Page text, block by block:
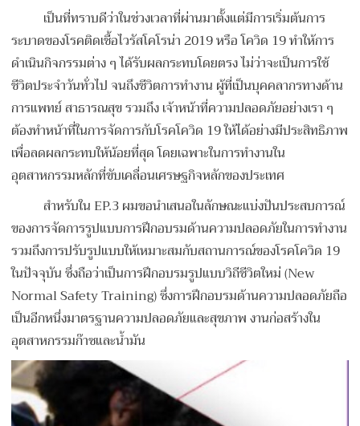
เป็นที่ทราบดีว่าในช่วงเวลาที่ผ่านมาตั้งแต่มีการเริ่มต้นการ
ระบาดของโรคติดเชื้อไวรัสโคโรน่า 2019 หรือ โควิด 19 ทำให้การ
ดำเนินกิจกรรมต่าง ๆ ได้รับผลกระทบโดยตรง ไม่ว่าจะเป็นการใช้
ชีวิตประจำวันทั่วไป จนถึงชีวิตการทำงาน ผู้ที่เป็นบุคคลากรทางด้าน
การแพทย์ สาธารณสุข รวมถึง เจ้าหน้าที่ความปลอดภัยอย่างเรา ๆ
ต้องทำหน้าที่ในการจัดการกับโรคโควิด 19 ให้ได้อย่างมีประสิทธิภาพ
เพื่อลดผลกระทบให้น้อยที่สุด โดยเฉพาะในการทำงานใน
อุตสาหกรรมหลักที่ขับเคลื่อนเศรษฐกิจหลักของประเทศ
สำหรับใน EP.3 ผมขอนำเสนอในลักษณะแบ่งปันประสบการณ์
ของการจัดการรูปแบบการฝึกอบรมด้านความปลอดภัยในการทำงาน
รวมถึงการปรับรูปแบบให้เหมาะสมกับสถานการณ์ของโรคโควิด 19
ในปัจจุบัน ซึ่งถือว่าเป็นการฝึกอบรมรูปแบบวิถีชีวิตใหม่ (New
Normal Safety Training) ซึ่งการฝึกอบรมด้านความปลอดภัยถือ
เป็นอีกหนึ่งมาตรฐานความปลอดภัยและสุขภาพ งานก่อสร้างใน
อุตสาหกรรมก๊าซและน้ำมัน